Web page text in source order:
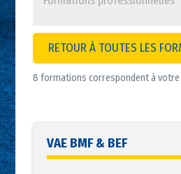
RETOUR À TOUTES LES
8 formations correspondent à votre
VAE BMF & BEF